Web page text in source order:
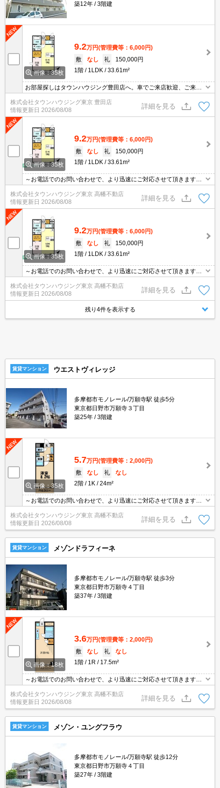
築12年
3階建
画像：35枚
9.2万円(管理費等：6,000円)
敷
なし 礼
150,000円
1階
1LDK 33.61m²
お部屋探しはタウンハウジング豊田店へ。車でご来店歓迎、ご来店
用お客様駐車場あり！
株式会社タウンハウジング東京 豊田店
情報更新日 2026/08/08
詳細を見る
画像：35枚
9.2万円(管理費等：6,000円)
敷
なし 礼
150,000円
1階
1LDK 33.61m²
～お電話でのお問い合わせで、より迅速にご対応させて頂きます～
地域密着タウンハウジングまで～
株式会社タウンハウジング東京 高幡不動店
情報更新日 2026/08/08
詳細を見る
画像：35枚
9.2万円(管理費等：6,000円)
敷
なし 礼
150,000円
1階
1LDK 33.61m²
～お電話でのお問い合わせで、より迅速にご対応させて頂きます～
地域密着タウンハウジングまで～
株式会社タウンハウジング東京 高幡不動店
情報更新日 2026/08/08
詳細を見る
残り4件を表示する
賃貸マンション ウエストヴィレッジ
多摩都市モノレール/万願寺駅 徒歩5分
東京都日野市万願寺３丁目
築25年
3階建
画像：35枚
5.7万円(管理費等：2,000円)
敷
なし 礼
なし
2階
1K 24m²
～お電話でのお問い合わせで、より迅速にご対応させて頂きます～
地域密着タウンハウジングまで～
株式会社タウンハウジング東京 高幡不動店
情報更新日 2026/08/08
詳細を見る
賃貸マンション メゾンドラフィーネ
多摩都市モノレール/万願寺駅 徒歩3分
東京都日野市万願寺４丁目
築37年
3階建
画像：18枚
3.6万円(管理費等：2,000円)
敷
なし 礼
なし
1階
1R 17.5m²
～お電話でのお問い合わせで、より迅速にご対応させて頂きます～
地域密着タウンハウジングまで～
株式会社タウンハウジング東京 高幡不動店
情報更新日 2026/08/08
詳細を見る
賃貸マンション メゾン・ユングフラウ
多摩都市モノレール/万願寺駅 徒歩12分
東京都日野市万願寺４丁目
築27年
3階建